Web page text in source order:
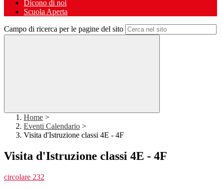
Dicono di noi
Scuola Aperta
Campo di ricerca per le pagine del sito
Home >
Eventi Calendario >
Visita d'Istruzione classi 4E - 4F
Visita d'Istruzione classi 4E - 4F
circolare 232